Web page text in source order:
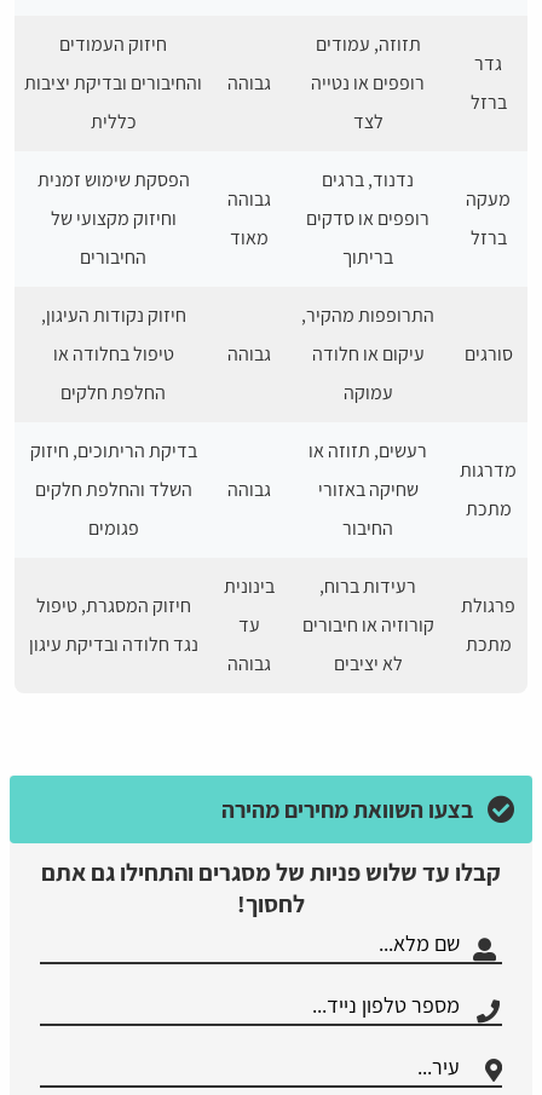
גדר
ברזל
תזוזה, עמודים
רופפים או נטייה
לצד
גבוהה
חיזוק העמודים
והחיבורים ובדיקת יציבות
כללית
מעקה
ברזל
נדנוד, ברגים
רופפים או סדקים
בריתוך
גבוהה
מאוד
הפסקת שימוש זמנית
וחיזוק מקצועי של
החיבורים
סורגים
התרופפות מהקיר,
עיקום או חלודה
עמוקה
גבוהה
חיזוק נקודות העיגון,
טיפול בחלודה או
החלפת חלקים
מדרגות
מתכת
רעשים, תזוזה או
שחיקה באזורי
החיבור
גבוהה
בדיקת הריתוכים, חיזוק
השלד והחלפת חלקים
פגומים
פרגולת
מתכת
רעידות ברוח,
קורוזיה או חיבורים
לא יציבים
בינונית
עד
גבוהה
חיזוק המסגרת, טיפול
נגד חלודה ובדיקת עיגון
בצעו השוואת מחירים מהירה
קבלו עד שלוש פניות של מסגרים והתחילו גם אתם
לחסוך!